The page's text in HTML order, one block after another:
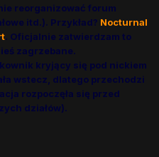
reorganizować forum
itd.). Przykład? Nocturnal
. Oficjalnie zatwierdzam to
zagrzebane.
kryjący się pod nickiem
wstecz, dlatego przechodzi
rozpoczęła się przed
działów).